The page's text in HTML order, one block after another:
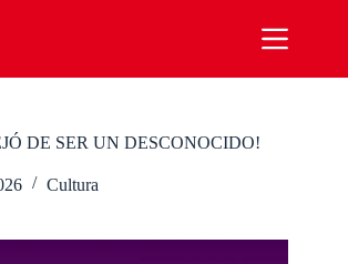
DE SER UN DESCONOCIDO!
Cultura